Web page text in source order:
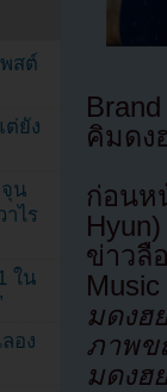
คิมดง
ก่อนห
ข่าวลื
มดงฮ
ภาพข
มดงฮ
สต์
ยัง
น
ไร
ใน
อง